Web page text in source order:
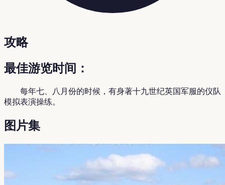
攻略
最佳游览时间：
每年七、八月份的时候，有身著十九世纪英国军服的仪队
模拟表演操练。
图片集